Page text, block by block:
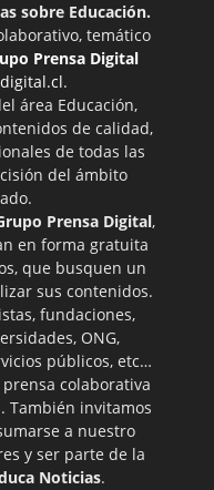
sobre Educación.
temático
Prensa Digital
.
área Educación,
de calidad,
de todas las
del ámbito
Prensa Digital,
en forma gratuita
que busquen un
sus contenidos.
fundaciones,
ONG,
públicos, etc…
colaborativa
También invitamos
a nuestro
y ser parte de la
Noticias.